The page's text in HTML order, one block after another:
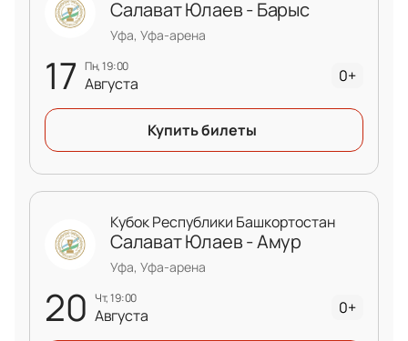
17 пн, 19:00
Августа
Салават Юлаев - Барыс
Уфа, Уфа-арена
0+
Купить билеты
20 чт, 19:00
Августа
Кубок Республики Башкортостан
Салават Юлаев - Амур
Уфа, Уфа-арена
0+